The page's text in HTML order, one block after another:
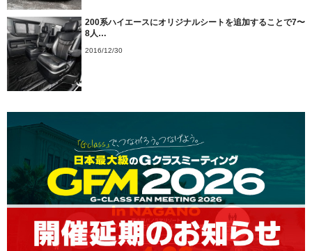
200系ハイエースにオリジナルシートを追加することで7〜
8人…
2016/12/30